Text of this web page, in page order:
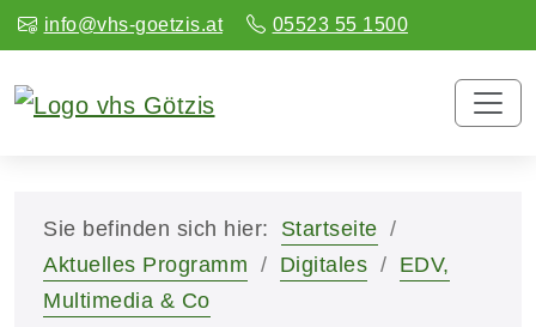
info@vhs-goetzis.at 05523 55 1500
Sie befinden sich hier:
Startseite
Aktuelles Programm
Digitales
EDV,
Multimedia & Co